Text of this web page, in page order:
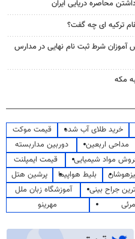
محاصره دریایی ایران
ترکیه ای چه گفت؟
آموزان شرط ثبت نام نهایی در مدارس
مکه
خرید طلای آب شده
قیمت موکت
مداحی اربعین
دوربین مداربسته
مواد شیمیایی
قیمت ایمپلنت
بلیط هواپیما
پرشین هتل
جراح بینی
آموزشگاه زبان ملل
مهرینو